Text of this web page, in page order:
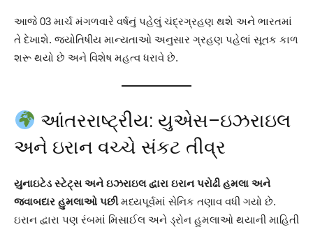
આજે 03 માર્ચ મંગળવારે વર્ષનું પહેલું ચંદ્રગ્રહણ થશે અને ભારતમાં
તે દેખાશે. જ્યોતિષીય માન્યતાઓ અનુસાર ગ્રહણ પહેલાં સૂતક કાળ
શરૂ થયો છે અને વિશેષ મહત્વ ધરાવે છે.
આંતરરાષ્ટ્રીય: યુએસ–ઇઝરાઇલ
અને ઇરાન વચ્ચે સંકટ તીવ્ર
યુનાઇટેડ સ્ટેટ્સ અને ઇઝરાઇલ દ્વારા ઇરાન પરોઢી હમલા અને
જવાબદાર હુમલાઓ પછીમધ્યપૂર્વમાં સેનિક તણાવ વધી ગયો છે.
ઇરાન દ્વારા પણ રંબમાં મિસાઈલ અને ડ્રોન હુમલાઓ થયાની માહિતી